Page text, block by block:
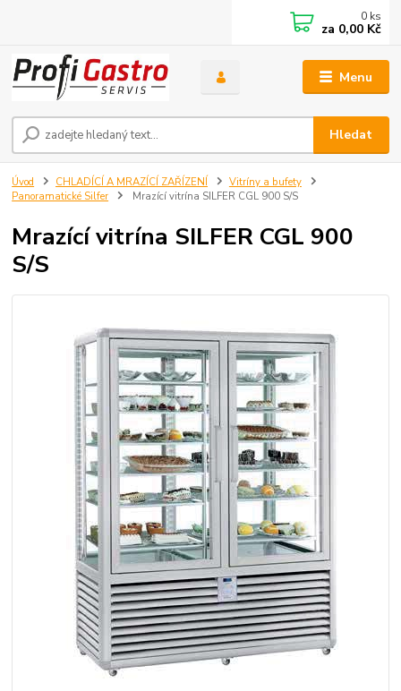
Menu
Hledat
0 ks
za 0,00 Kč
Úvod CHLADÍCÍ A MRAZÍCÍ ZAŘÍZENÍ
Vitríny a bufety
Panoramatické Silfer
Mrazící vitrína SILFER CGL 900 S/S
Mrazící vitrína SILFER CGL 900
S/S